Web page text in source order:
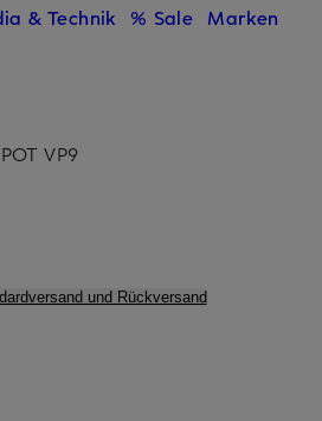
& Technik % Sale Marken
VP9
und Rückversand